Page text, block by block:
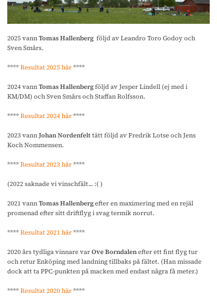
2025 vannTomas Hallenberg följd av Leandro Toro Godoy och
Sven Smårs.
****Resultat 2025 här****
2024 vannTomas Hallenbergföljd av Jesper Lindell (ej med i
KM/DM) och Sven Smårs och Staffan Rolfsson.
****Resultat 2024 här****
2023 vannJohan Nordenfelttätt följd av Fredrik Lotse och Jens
Koch Nommensen.
****Resultat 2023 här****
(2022 saknade vi vinschfält... :( )
2021 vannTomas Hallenbergefter en maximering med en rejäl
promenad efter sitt driftflyg i svag termik norrut.
****Resultat 2021 här****
2020 års tydliga vinnare varOve Borndalenefter ett fint flyg tur
och retur Enköping med landning tillbaks på fältet. (Han missade
dock att ta PPC-punkten på macken med endast några få meter.)
****Resultat 2020 här****